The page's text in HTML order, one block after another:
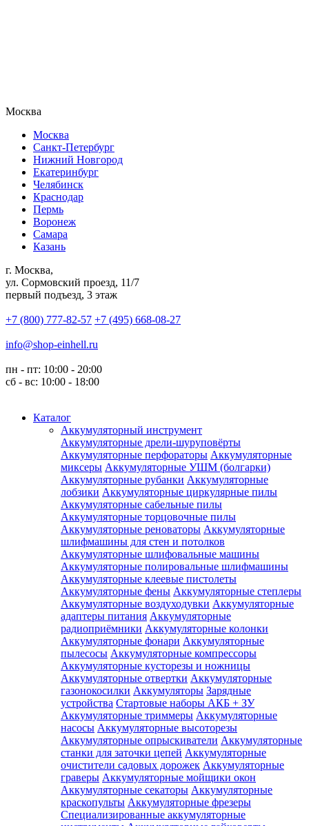
Москва
Москва
Санкт-Петербург
Нижний Новгород
Екатеринбург
Челябинск
Краснодар
Пермь
Воронеж
Самара
Казань
г. Москва,
ул. Сормовский проезд, 11/7
первый подъезд, 3 этаж
+7 (800) 777-82-57 +7 (495) 668-08-27
info@shop-einhell.ru
пн - пт: 10:00 - 20:00
сб - вс: 10:00 - 18:00
Каталог
Аккумуляторный инструмент
Аккумуляторные дрели-шуруповёрты
Аккумуляторные перфораторы Аккумуляторные
миксеры Аккумуляторные УШМ (болгарки)
Аккумуляторные рубанки Аккумуляторные
лобзики Аккумуляторные циркулярные пилы
Аккумуляторные сабельные пилы
Аккумуляторные торцовочные пилы
Аккумуляторные реноваторы Аккумуляторные
шлифмашины для стен и потолков
Аккумуляторные шлифовальные машины
Аккумуляторные полировальные шлифмашины
Аккумуляторные клеевые пистолеты
Аккумуляторные фены Аккумуляторные степлеры
Аккумуляторные воздуходувки Аккумуляторные
адаптеры питания Аккумуляторные
радиоприёмники Аккумуляторные колонки
Аккумуляторные фонари Аккумуляторные
пылесосы Аккумуляторные компрессоры
Аккумуляторные кусторезы и ножницы
Аккумуляторные отвертки Аккумуляторные
газонокосилки Аккумуляторы Зарядные
устройства Стартовые наборы АКБ + ЗУ
Аккумуляторные триммеры Аккумуляторные
насосы Аккумуляторные высоторезы
Аккумуляторные опрыскиватели Аккумуляторные
станки для заточки цепей Аккумуляторные
очистители садовых дорожек Аккумуляторные
граверы Аккумуляторные мойщики окон
Аккумуляторные секаторы Аккумуляторные
краскопульты Аккумуляторные фрезеры
Специализированные аккумуляторные